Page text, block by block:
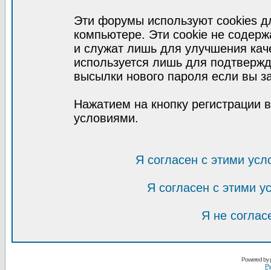
Эти форумы используют cookies
компьютере. Эти cookie не
и служат лишь для улучшения
используется лишь для
высылки нового пароля если вы
Нажатием на кнопку регистрации
условиями.
Я согласен с этими
Я согласен с этими
Я не
Powered by